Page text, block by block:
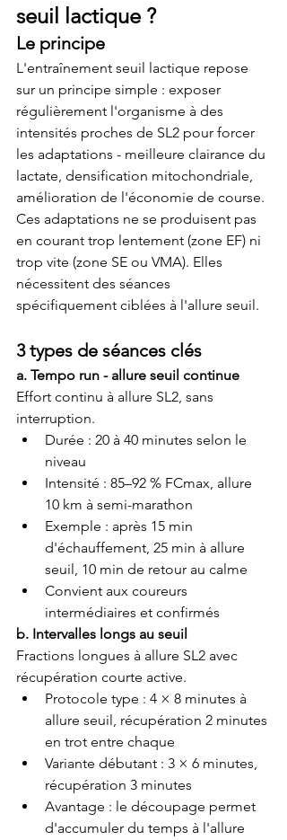
seuil lactique ?
Le principe
L'entraînement seuil lactique repose
sur un principe simple : exposer
régulièrement l'organisme à des
intensités proches de SL2 pour forcer
les adaptations - meilleure clairance du
lactate, densification mitochondriale,
amélioration de l'économie de course.
Ces adaptations ne se produisent pas
en courant trop lentement (zone EF) ni
trop vite (zone SE ou VMA). Elles
nécessitent des séances
spécifiquement ciblées à l'allure seuil.
3 types de séances clés
a. Tempo run - allure seuil continue
Effort continu à allure SL2, sans
interruption.
Durée : 20 à 40 minutes selon le
niveau
Intensité : 85–92 % FCmax, allure
10 km à semi-marathon
Exemple : après 15 min
d'échauffement, 25 min à allure
seuil, 10 min de retour au calme
Convient aux coureurs
intermédiaires et confirmés
b. Intervalles longs au seuil
Fractions longues à allure SL2 avec
récupération courte active.
Protocole type : 4 × 8 minutes à
allure seuil, récupération 2 minutes
en trot entre chaque
Variante débutant : 3 × 6 minutes,
récupération 3 minutes
Avantage : le découpage permet
d'accumuler du temps à l'allure